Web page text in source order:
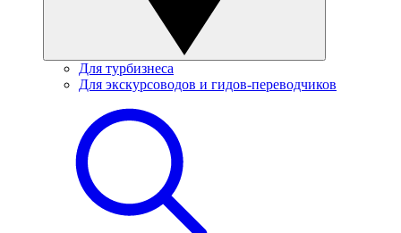
Для турбизнеса
Для экскурсоводов и гидов-переводчиков